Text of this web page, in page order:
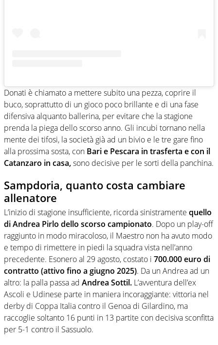
Donati è chiamato a mettere subito una pezza, coprire il
buco, soprattutto di un gioco poco brillante e di una fase
difensiva alquanto ballerina, per evitare che la stagione
prenda la piega dello scorso anno. Gli incubi tornano nella
mente dei tifosi, la società già ad un bivio e le tre gare fino
alla prossima sosta, con Bari e Pescara in trasferta e con il
Catanzaro in casa,sono decisive per le sorti della panchina.
Sampdoria, quanto costa cambiare
allenatore
L’inizio di stagione insufficiente, ricorda sinistramente quello
di Andrea Pirlo dello scorso campionato. Dopo un play-off
raggiunto in modo miracoloso, il Maestro non ha avuto modo
e tempo di rimettere in piedi la squadra vista nell’anno
precedente. Esonero al 29 agosto, costato i 700.000 euro di
contratto (attivo fino a giugno 2025). Da un Andrea ad un
altro: la palla passa ad Andrea Sottil. L’avventura dell’ex
Ascoli e Udinese parte in maniera incoraggiante: vittoria nel
derby di Coppa Italia contro il Genoa di Gilardino, ma
raccoglie soltanto 16 punti in 13 partite con decisiva sconfitta
per 5-1 contro il Sassuolo.